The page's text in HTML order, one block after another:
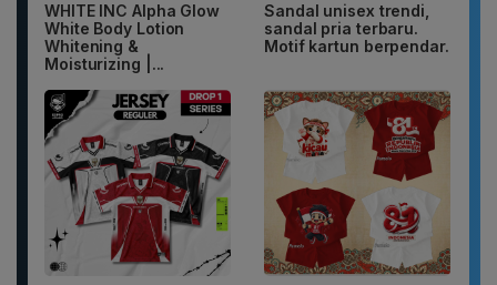
WHITE INC Alpha Glow
White Body Lotion
Whitening &
Moisturizing |...
Sandal unisex trendi,
sandal pria terbaru.
Motif kartun berpendar.